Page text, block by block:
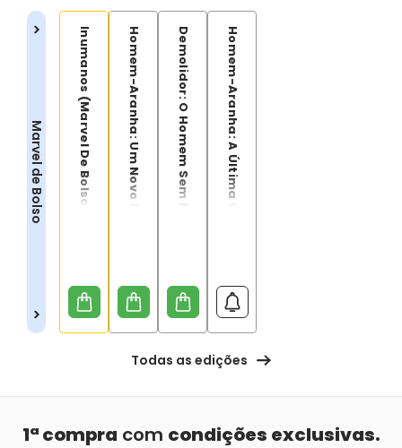
Marvel de Bolso Inumanos (Marvel De Bolso) Homem-Aranha: Um Novo Dia (Marvel De Bolso)Demolidor: O Homem Sem MedoHomem-Aranha: A Última Caçada De Kraven (Marvel De Bolso)
Todas as edições